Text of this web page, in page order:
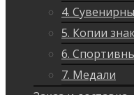
4.
5. Копии
6.
7. Медали